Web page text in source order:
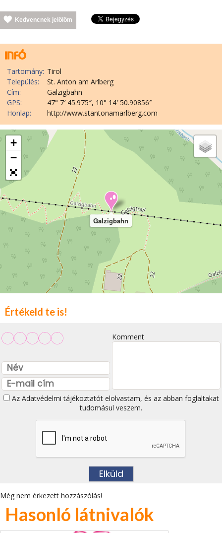
Kedvencnek jelölöm
Tartomány: Tirol
Település:
St. Anton am Arlberg
Cím:
Galzigbahn
GPS:
47° 7′ 45.975″, 10° 14′ 50.90856″
Honlap:
http://www.stantonamarlberg.com
Galzigbahn
+
−
Értékeld te is!
Komment
Az Adatvédelmi tájékoztatótelolvastam, és az abban foglaltakat
tudomásul veszem.
Még nem érkezett hozzászólás!
Hasonló látnivalók